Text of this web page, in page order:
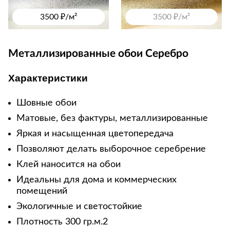
3500 ₽/м² 3500 ₽/м²
Металлизированные обои Серебро
Характеристики
Шовные обои
Матовые, без фактуры, металлизированные
Яркая и насыщенная цветопередача
Позволяют делать выборочное серебрение
Клей наносится на обои
Идеальны для дома и коммерческих
помещений
Экологичные и светостойкие
Плотность 300 гр.м.2